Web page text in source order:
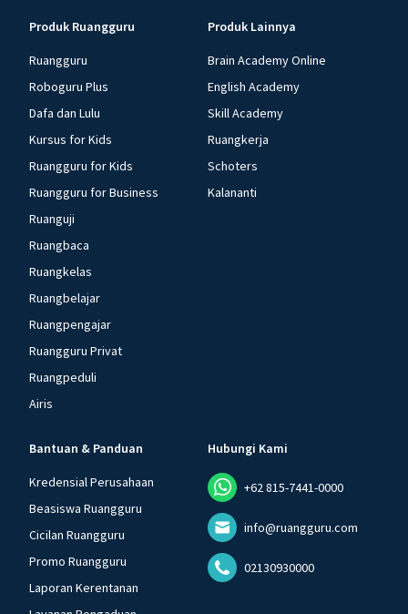
Produk Ruangguru
Ruangguru
Roboguru Plus
Dafa dan Lulu
Kursus for Kids
Ruangguru for Kids
Ruangguru for Business
Ruanguji
Ruangbaca
Ruangkelas
Ruangbelajar
Ruangpengajar
Ruangguru Privat
Ruangpeduli
Airis
Produk Lainnya
Brain Academy Online
English Academy
Skill Academy
Ruangkerja
Schoters
Kalananti
Bantuan & Panduan
Kredensial Perusahaan
Beasiswa Ruangguru
Cicilan Ruangguru
Promo Ruangguru
Laporan Kerentanan
Hubungi Kami
+62 815-7441-0000
info@ruangguru.com
02130930000